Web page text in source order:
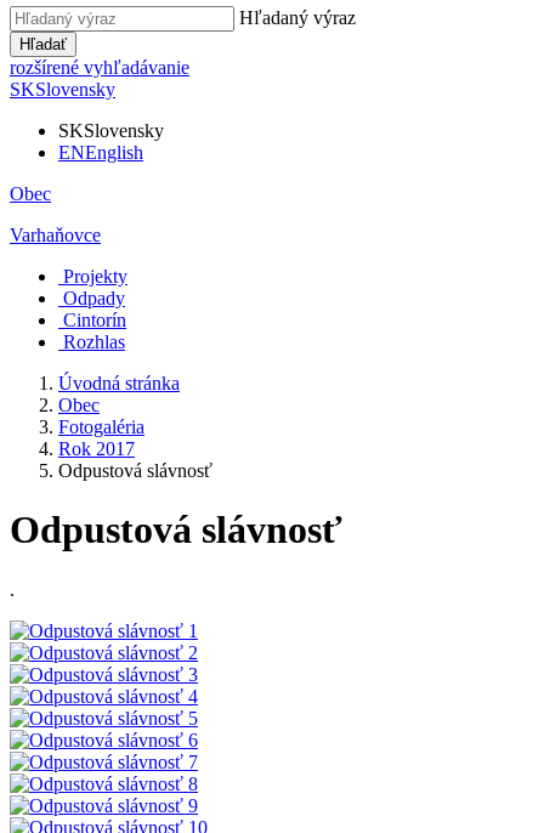
Hľadaný výraz
Hľadať
rozšírené vyhľadávanie
SKSlovensky
SKSlovensky
ENEnglish
Obec
Varhaňovce
Projekty
Odpady
Cintorín
Rozhlas
Úvodná stránka
Obec
Fotogaléria
Rok 2017
Odpustová slávnosť
Odpustová slávnosť
.